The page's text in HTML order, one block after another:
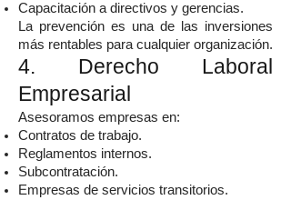
Capacitación a directivos y gerencias.
La prevención es una de las inversiones
más rentables para cualquier organización.
4. Derecho Laboral
Empresarial
Asesoramos empresas en:
Contratos de trabajo.
Reglamentos internos.
Subcontratación.
Empresas de servicios transitorios.